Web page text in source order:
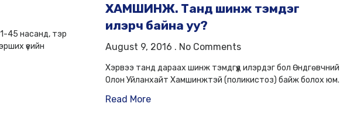
45 насанд, тэр
үеийн
ХАМШИНЖ. Танд шинж тэмдэг
илэрч байна уу?
August 9, 2016 No Comments
Хэрвээ танд дараах шинж тэмдгүүд илэрдэг бол Өндгөвчний
Олон Уйланхайт Хамшинжтэй (поликистоз) байж болох юм.
Read More